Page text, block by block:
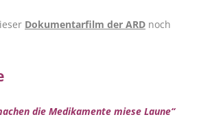
Dokumentarfilm der ARD noch
die Medikamente miese Laune“